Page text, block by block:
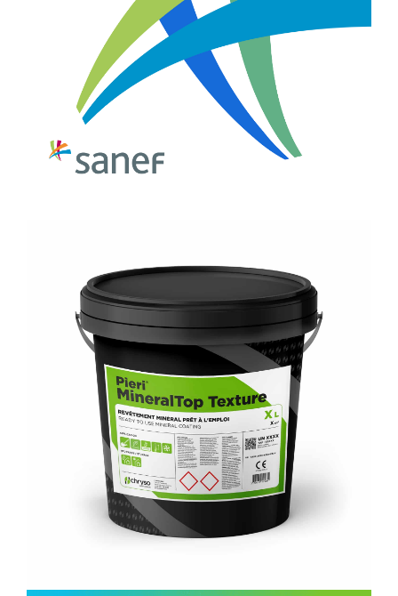
SANEF
CHARTE GRAPHIQUE
CHRYSO PACKAGING
PACKAGING